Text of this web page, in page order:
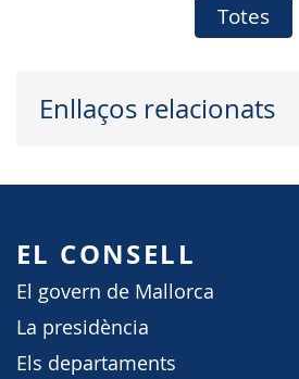
Totes
Enllaços relacionats
EL CONSELL
El govern de Mallorca
La presidència
Els departaments